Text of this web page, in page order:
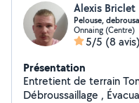
Alexis Briclet
Pelouse,
Onnaing (Centre)
5/5 (8 avis)
Présentation
Entretient de terrain
Débroussaillage ,